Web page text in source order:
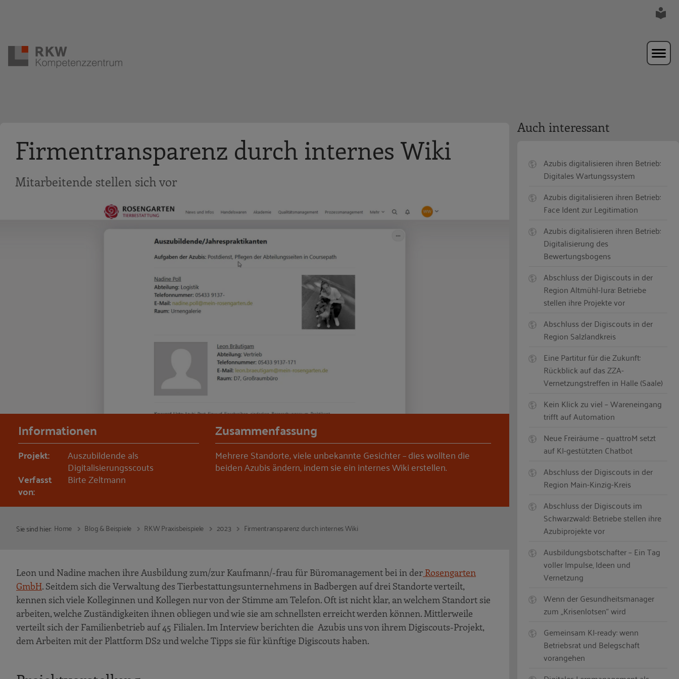
Firmentransparenz durch internes Wiki
Mitarbeitende stellen sich vor
Informationen
Projekt: Auszubildende als
Digitalisierungsscouts
Verfasst
von:
Birte Zeltmann
Zusammenfassung
Mehrere Standorte, viele unbekannte Gesichter – dies wollten die
beiden Azubis ändern, indem sie ein internes Wiki erstellen.
Sie sind hier: Home Blog & Beispiele RKW Praxisbeispiele 2023 Firmentransparenz durch internes Wiki
Leon und Nadine machen ihre Ausbildung zum/zur Kaufmann/-frau für Büromanagement bei in der Rosengarten
GmbH. Seitdem sich die Verwaltung des Tierbestattungsunternehmens in Badbergen auf drei Standorte verteilt,
kennen sich viele Kolleginnen und Kollegen nur von der Stimme am Telefon. Oft ist nicht klar, an welchem Standort sie
arbeiten, welche Zuständigkeiten ihnen obliegen und wie sie am schnellsten erreicht werden können. Mittlerweile
verteilt sich der Familienbetrieb auf 45 Filialen. Im Interview berichten die Azubis uns von ihrem Digiscouts-Projekt,
dem Arbeiten mit der Plattform DS2 und welche Tipps sie für künftige Digiscouts haben.
Auch interessant
Azubis digitalisieren ihren Betrieb:
Digitales Wartungssystem
Azubis digitalisieren ihren Betrieb:
Face Ident zur Legitimation
Azubis digitalisieren ihren Betrieb:
Digitalisierung des
Bewertungsbogens
Abschluss der Digiscouts in der
Region Altmühl-Jura: Betriebe
stellen ihre Projekte vor
Abschluss der Digiscouts in der
Region Salzlandkreis
Eine Partitur für die Zukunft:
Rückblick auf das ZZA-
Vernetzungstreffen in Halle (Saale)
Kein Klick zu viel – Wareneingang
trifft auf Automation
Neue Freiräume – quattroM setzt
auf KI-gestützten Chatbot
Abschluss der Digiscouts in der
Region Main-Kinzig-Kreis
Abschluss der Digiscouts im
Schwarzwald: Betriebe stellen ihre
Azubiprojekte vor
Ausbildungsbotschafter – Ein Tag
voller Impulse, Ideen und
Vernetzung
Wenn der Gesundheitsmanager
zum „Krisenlotsen“ wird
Gemeinsam KI-ready: wenn
Betriebsrat und Belegschaft
vorangehen